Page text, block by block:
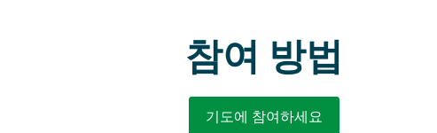
참여 방법
기도에 참여하세요